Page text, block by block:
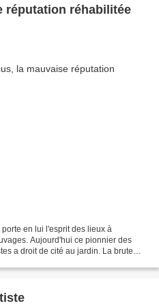
réputation réhabilitée
en lui l'esprit des lieux à
Aujourd'hui ce pionnier des
a droit de cité au jardin. La brute